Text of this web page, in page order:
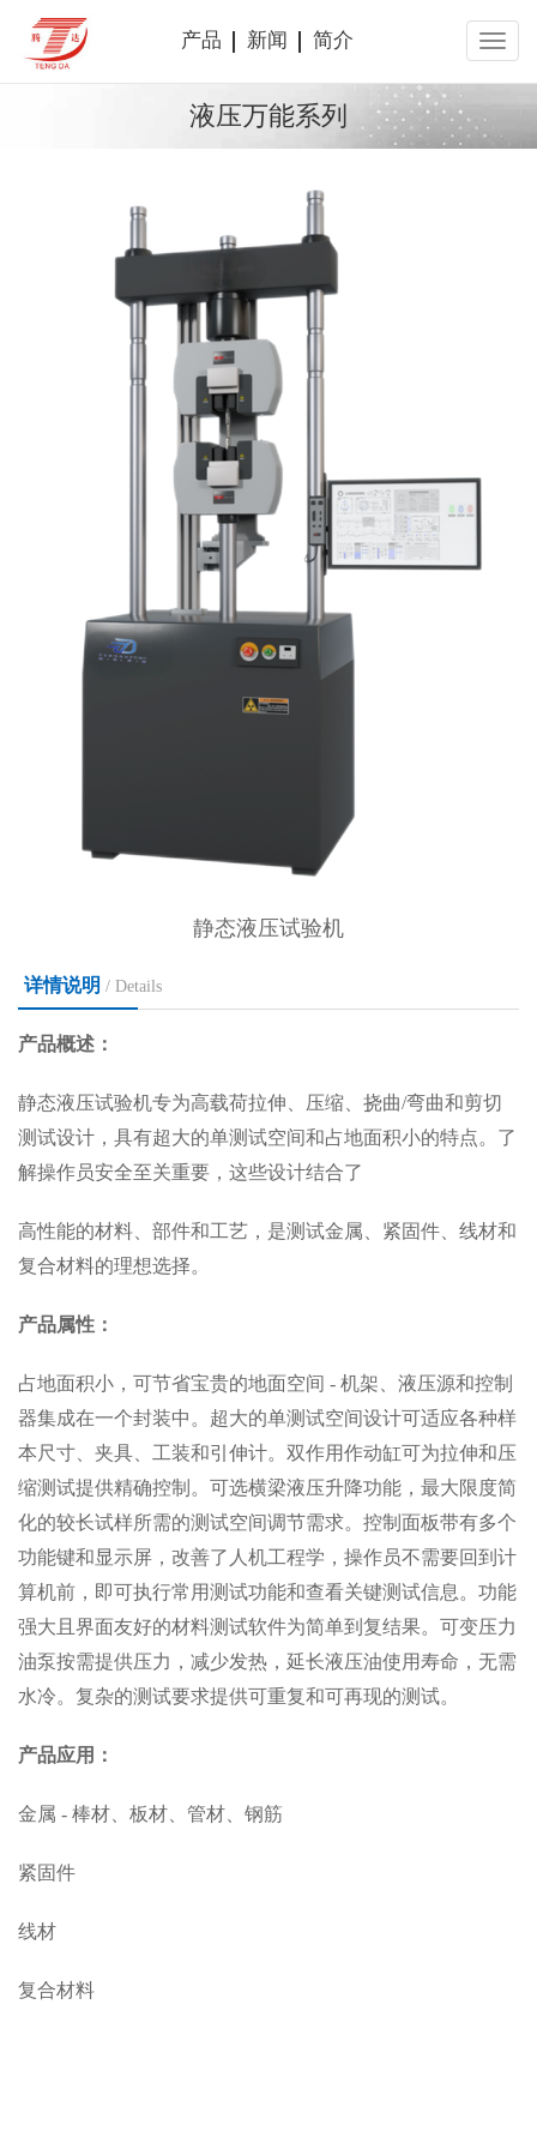
产品 新闻 简介
液压万能系列
静态液压试验机
详情说明 / Details
产品概述：
静态液压试验机专为高载荷拉伸、压缩、挠曲/弯曲和剪切
测试设计，具有超大的单测试空间和占地面积小的特点。了
解操作员安全至关重要，这些设计结合了
高性能的材料、部件和工艺，是测试金属、紧固件、线材和
复合材料的理想选择。
产品属性：
占地面积小，可节省宝贵的地面空间 - 机架、液压源和控制
器集成在一个封装中。超大的单测试空间设计可适应各种样
本尺寸、夹具、工装和引伸计。双作用作动缸可为拉伸和压
缩测试提供精确控制。可选横梁液压升降功能，最大限度简
化的较长试样所需的测试空间调节需求。控制面板带有多个
功能键和显示屏，改善了人机工程学，操作员不需要回到计
算机前，即可执行常用测试功能和查看关键测试信息。功能
强大且界面友好的材料测试软件为简单到复结果。可变压力
油泵按需提供压力，减少发热，延长液压油使用寿命，无需
水冷。复杂的测试要求提供可重复和可再现的测试。
产品应用：
金属 - 棒材、板材、管材、钢筋
紧固件
线材
复合材料